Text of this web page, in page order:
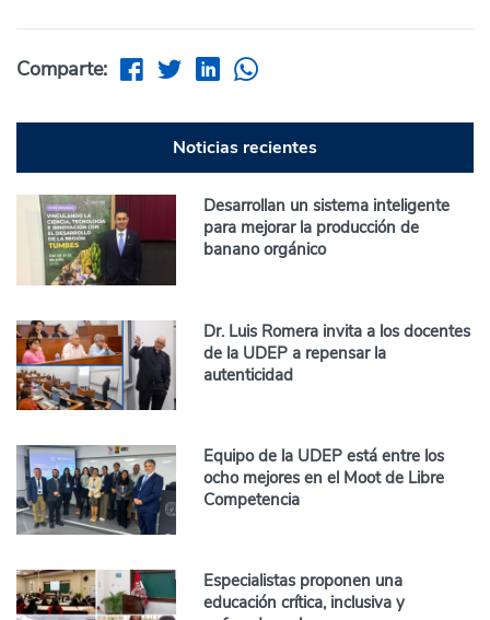
Comparte:
Noticias recientes
Desarrollan un sistema inteligente
para mejorar la producción de
banano orgánico
Dr. Luis Romera invita a los docentes
de la UDEP a repensar la
autenticidad
Equipo de la UDEP está entre los
ocho mejores en el Moot de Libre
Competencia
Especialistas proponen una
educación crítica, inclusiva y